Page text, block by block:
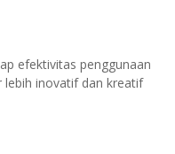
efektivitas penggunaan
lebih inovatif dan kreatif